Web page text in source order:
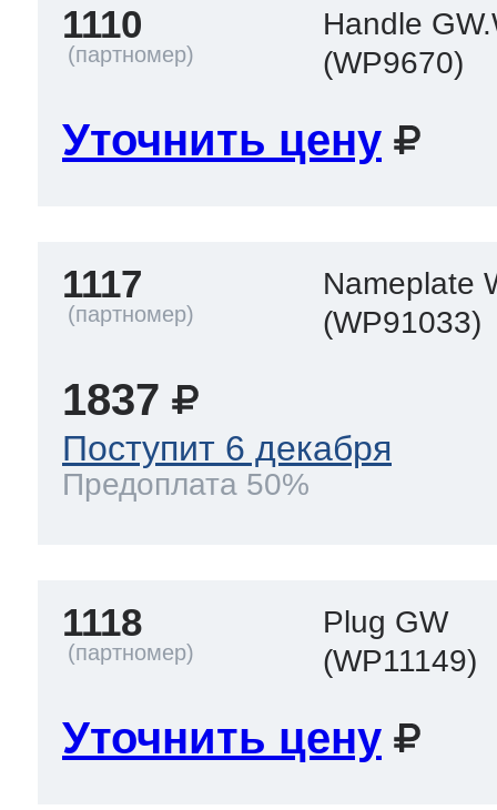
1110
Handle
(WP9670)
Уточнить цену
1117
Nameplate
(WP91033)
1837
Поступит 6 декабря
Предоплата 50%
1118
Plug GW
(WP11149)
Уточнить цену